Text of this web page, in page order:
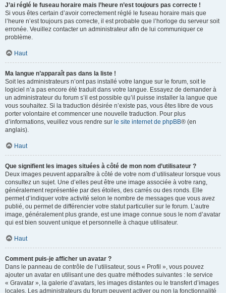
J’ai réglé le fuseau horaire mais l’heure n’est toujours pas correcte !
Si vous êtes certain d’avoir correctement réglé le fuseau horaire mais que
l’heure n’est toujours pas correcte, il est probable que l’horloge du serveur soit
erronée. Veuillez contacter un administrateur afin de lui communiquer ce
problème.
Haut
Ma langue n’apparaît pas dans la liste !
Soit les administrateurs n’ont pas installé votre langue sur le forum, soit le
logiciel n’a pas encore été traduit dans votre langue. Essayez de demander à
un administrateur du forum s’il est possible qu’il puisse installer la langue que
vous souhaitez. Si la traduction désirée n’existe pas, vous êtes libre de vous
porter volontaire et commencer une nouvelle traduction. Pour plus
d’informations, veuillez vous rendre sur le site internet de phpBB® (en
anglais).
Haut
Que signifient les images situées à côté de mon nom d’utilisateur ?
Deux images peuvent apparaître à côté de votre nom d’utilisateur lorsque vous
consultez un sujet. Une d’elles peut être une image associée à votre rang,
généralement représentée par des étoiles, des carrés ou des ronds. Elle
permet d’indiquer votre activité selon le nombre de messages que vous avez
publié, ou permet de différencier votre statut particulier sur le forum. L’autre
image, généralement plus grande, est une image connue sous le nom d’avatar
qui est bien souvent unique et personnelle à chaque utilisateur.
Haut
Comment puis-je afficher un avatar ?
Dans le panneau de contrôle de l’utilisateur, sous « Profil », vous pouvez
ajouter un avatar en utilisant une des quatre méthodes suivantes : le service
« Gravatar », la galerie d’avatars, les images distantes ou le transfert d’images
locales. Les administrateurs du forum peuvent activer ou non la fonctionnalité